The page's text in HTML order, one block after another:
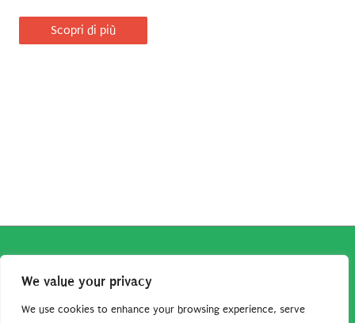
We value your privacy
We use cookies to enhance your browsing experience, serve
Scopri di più
associato Amazon percepisce dei ricavi da acquisti idonei.
Tutti i guadagni sono direttamente reinvestiti in questo sito